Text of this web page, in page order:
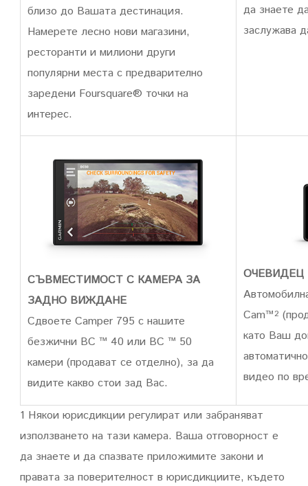
близо до Вашата дестинация.
Намерете лесно нови магазини,
ресторанти и милиони други
популярни места с предварително
заредени Foursquare® точки на
интерес.
да знаете
заслужава
СЪВМЕСТИМОСТ С КАМЕРА ЗА
ЗАДНО ВИЖДАНЕ
Сдвоете Camper 795 с нашите
безжични BC ™ 40 или BC ™ 50
камери (продават се отделно), за да
видите какво стои зад Вас.
ОЧЕВИДЕЦ
Cam™2
като Ваш
видео по
1 Някои юрисдикции регулират или забраняват
използването на тази камера. Ваша отговорност е
да знаете и да спазвате приложимите закони и
правата за поверителност в юрисдикциите, където